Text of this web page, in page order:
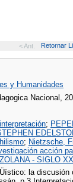
< Ant. Retornar
y Humanidades
Nacional,
;
; Nietzsche,
acción
- SIGLO XXI
la